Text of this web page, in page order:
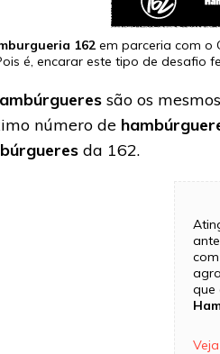
162 em parceria com o
é, encarar este tipo de desafio
são os
número de
da 162.
que